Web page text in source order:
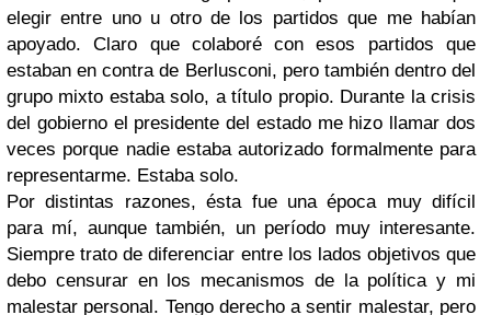
elegir entre uno u otro de los partidos que me habían
apoyado. Claro que colaboré con esos partidos que
estaban en contra de Berlusconi, pero también dentro del
grupo mixto estaba solo, a título propio. Durante la crisis
del gobierno el presidente del estado me hizo llamar dos
veces porque nadie estaba autorizado formalmente para
representarme. Estaba solo.
Por distintas razones, ésta fue una época muy difícil
para mí, aunque también, un período muy interesante.
Siempre trato de diferenciar entre los lados objetivos que
debo censurar en los mecanismos de la política y mi
malestar personal. Tengo derecho a sentir malestar, pero